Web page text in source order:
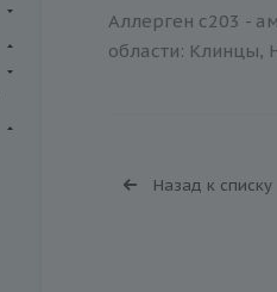
Аллерген c203 -
области: Клинцы,
Назад к списку